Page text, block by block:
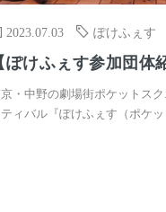
2023.07.03 ぽけふぇす
【ぽけふぇす参加団体
・中野の劇場街ポケットス
ィバル『ぽけふぇす（ポケ